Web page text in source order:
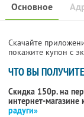
Основное
Скачайте
покажите купон с
ЧТО ВЫ ПОЛУЧИТЕ
Скидка 150р. на
интернет-
радуги»